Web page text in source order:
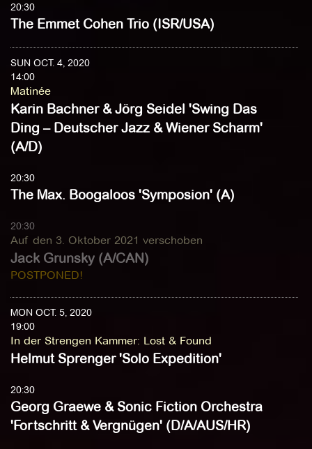
20:30
The Emmet Cohen Trio (ISR/USA)
SUN OCT. 4, 2020
14:00
Matinée
Karin Bachner & Jörg Seidel 'Swing Das
Ding – Deutscher Jazz & Wiener Scharm'
(A/D)
20:30
The Max. Boogaloos 'Symposion' (A)
20:30
Auf den 3. Oktober 2021 verschoben
Jack Grunsky (A/CAN)
POSTPONED!
MON OCT. 5, 2020
19:00
In der Strengen Kammer: Lost & Found
Helmut Sprenger 'Solo Expedition'
20:30
Georg Graewe & Sonic Fiction Orchestra
'Fortschritt & Vergnügen' (D/A/AUS/HR)